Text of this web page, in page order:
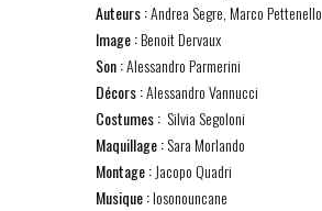
Auteurs :Andrea Segre, Marco Pettenello
Image :Benoit Dervaux
Son :Alessandro Parmerini
Décors :Alessandro Vannucci
Costumes : Silvia Segoloni
Maquillage :Sara Morlando
Montage :Jacopo Quadri
Musique :Iosonouncane